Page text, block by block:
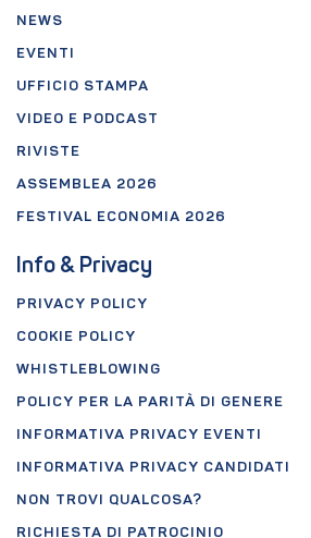
NEWS
EVENTI
UFFICIO STAMPA
VIDEO E PODCAST
RIVISTE
ASSEMBLEA 2026
FESTIVAL ECONOMIA 2026
Info & Privacy
PRIVACY POLICY
COOKIE POLICY
WHISTLEBLOWING
POLICY PER LA PARITÀ DI GENERE
INFORMATIVA PRIVACY EVENTI
INFORMATIVA PRIVACY CANDIDATI
NON TROVI QUALCOSA?
RICHIESTA DI PATROCINIO